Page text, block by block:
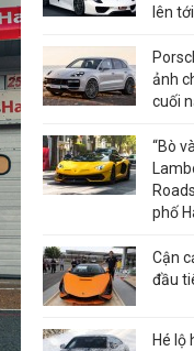
lên
ảnh
cuối
“Bò
phố
Cận
đầu
Hé lộ